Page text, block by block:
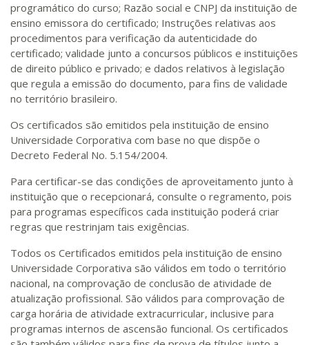
programático do curso; Razão social e CNPJ da instituição de
ensino emissora do certificado; Instruções relativas aos
procedimentos para verificação da autenticidade do
certificado; validade junto a concursos públicos e instituições
de direito público e privado; e dados relativos à legislação
que regula a emissão do documento, para fins de validade
no território brasileiro.
Os certificados são emitidos pela instituição de ensino
Universidade Corporativa com base no que dispõe o
Decreto Federal No. 5.154/2004.
Para certificar-se das condições de aproveitamento junto à
instituição que o recepcionará, consulte o regramento, pois
para programas específicos cada instituição poderá criar
regras que restrinjam tais exigências.
Todos os Certificados emitidos pela instituição de ensino
Universidade Corporativa são válidos em todo o território
nacional, na comprovação de conclusão de atividade de
atualização profissional. São válidos para comprovação de
carga horária de atividade extracurricular, inclusive para
programas internos de ascensão funcional. Os certificados